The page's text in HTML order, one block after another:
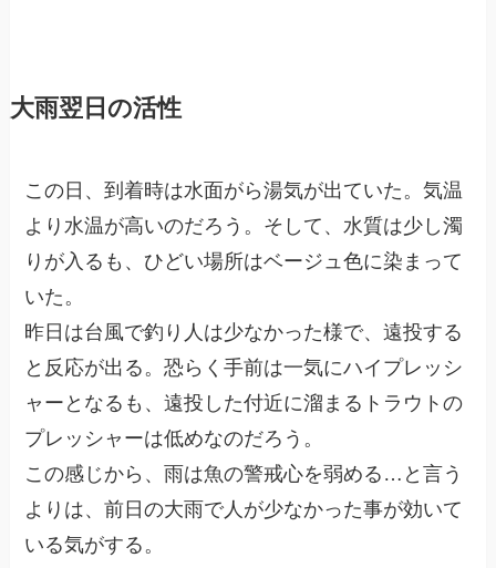
大雨翌日の活性
この日、到着時は水面がら湯気が出ていた。気温
より水温が高いのだろう。そして、水質は少し濁
りが入るも、ひどい場所はベージュ色に染まって
いた。
昨日は台風で釣り人は少なかった様で、遠投する
と反応が出る。恐らく手前は一気にハイプレッシ
ャーとなるも、遠投した付近に溜まるトラウトの
プレッシャーは低めなのだろう。
この感じから、雨は魚の警戒心を弱める…と言う
よりは、前日の大雨で人が少なかった事が効いて
いる気がする。